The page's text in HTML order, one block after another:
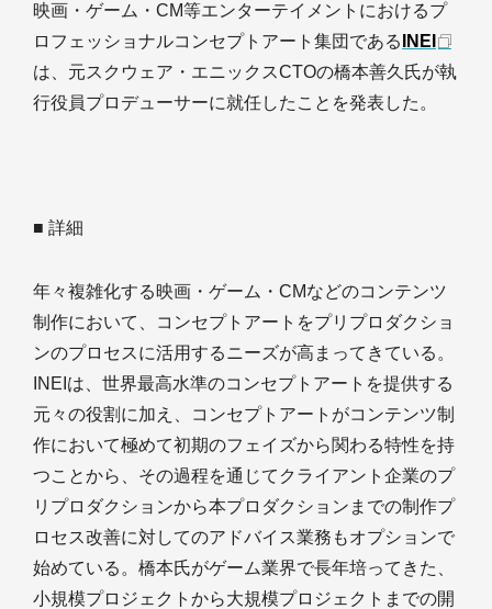
映画・ゲーム・CM等エンターテイメントにおけるプ
ロフェッショナルコンセプトアート集団である INEI
は、元スクウェア・エニックスCTOの橋本善久氏が執
行役員プロデューサーに就任したことを発表した。
■ 詳細
年々複雑化する映画・ゲーム・CMなどのコンテンツ
制作において、コンセプトアートをプリプロダクショ
ンのプロセスに活用するニーズが高まってきている。
INEIは、世界最高水準のコンセプトアートを提供する
元々の役割に加え、コンセプトアートがコンテンツ制
作において極めて初期のフェイズから関わる特性を持
つことから、その過程を通じてクライアント企業のプ
リプロダクションから本プロダクションまでの制作プ
ロセス改善に対してのアドバイス業務もオプションで
始めている。橋本氏がゲーム業界で長年培ってきた、
小規模プロジェクトから大規模プロジェクトまでの開